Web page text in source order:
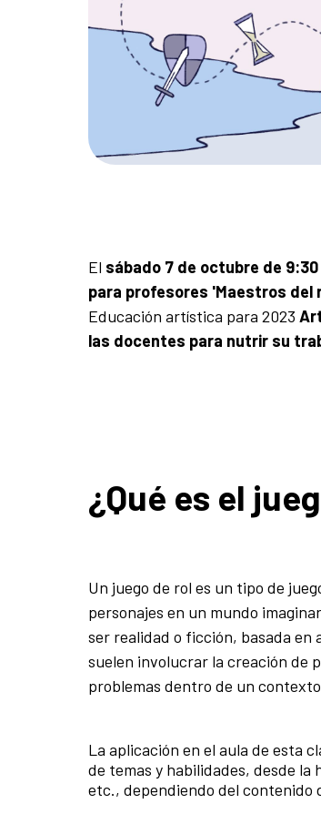
El sábado 7 de octubre de 9:30
para profesores 'Maestros del
Educación artística para 2023
las docentes para nutrir su
¿Qué es el
Un juego de rol es un tipo de
personajes en un mundo
ser realidad o ficción, basada
suelen involucrar la creación de
problemas dentro de un
La aplicación en el aula de esta
de temas y habilidades, desde
etc., dependiendo del contenido